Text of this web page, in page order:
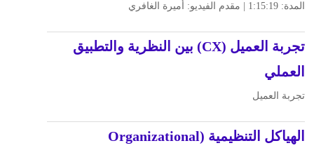
المدة: 1:15:19 | مقدم الفيديو: أميرة الغافري
تجربة العميل (CX) بين النظرية والتطبيق
العملي
تجربة العميل
الهياكل التنظيمية (Organizational